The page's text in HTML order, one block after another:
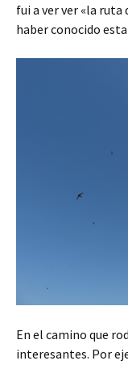
fui a ver ver «la ruta
haber conocido
En el camino que
interesantes. Por